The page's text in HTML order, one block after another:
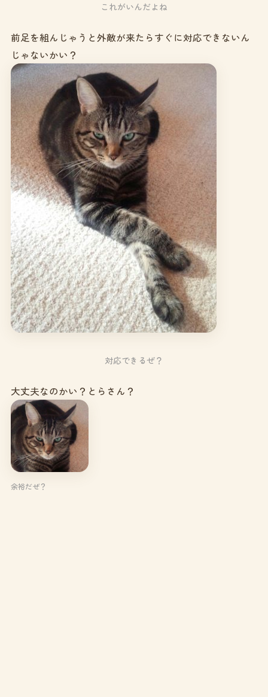
これがいんだよね
前足を組んじゃうと外敵が来たらすぐに対応できないん
じゃないかい？
対応できるぜ？
大丈夫なのかい？とらさん？
余裕だぜ？